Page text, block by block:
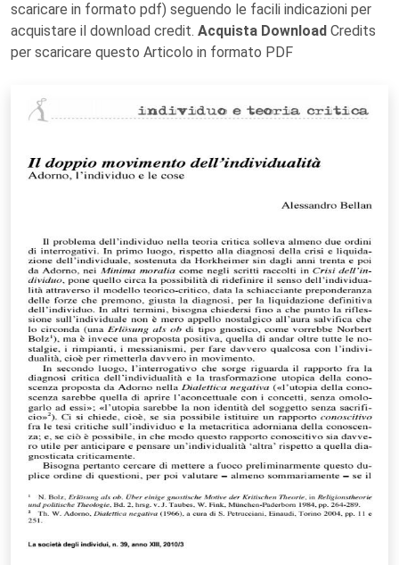
scaricare in formato pdf) seguendo le facili indicazioni per
acquistare il download credit. Acquista Download Credits
per scaricare questo Articolo in formato PDF